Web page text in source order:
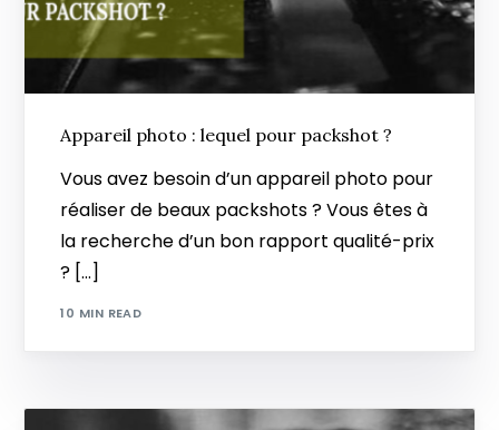
Appareil photo : lequel pour packshot ?
Vous avez besoin d’un appareil photo pour
réaliser de beaux packshots ? Vous êtes à
la recherche d’un bon rapport qualité-prix
? […]
10 MIN READ